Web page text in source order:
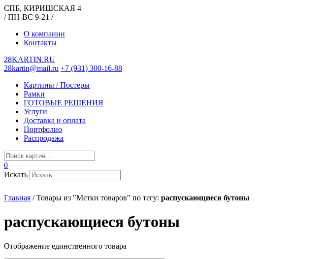
СПБ, КИРИШСКАЯ 4
/ ПН-ВС 9-21 /
О компании
Контакты
28KARTIN.RU
28kartin@mail.ru +7 (931) 300-16-88
Картины / Постеры
Рамки
ГОТОВЫЕ РЕШЕНИЯ
Услуги
Доставка и оплата
Портфолио
Распродажа
0
Искать
Главная /Товары из "Метки товаров" по тегу: распускающиеся бутоны
распускающиеся бутоны
Отображение единственного товара